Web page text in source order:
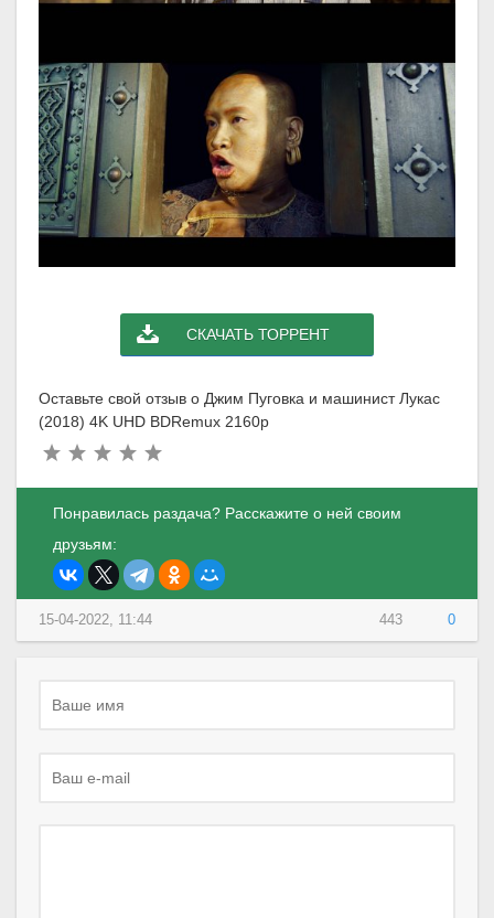
СКАЧАТЬ ТОРРЕНТ
Оставьте свой отзыв о Джим Пуговка и машинист Лукас
(2018) 4K UHD BDRemux 2160p
Понравилась раздача? Расскажите о ней своим
друзьям:
443 0
15-04-2022, 11:44